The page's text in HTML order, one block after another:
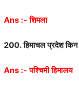
Ans :-शिमला
200.हिमाचल प्रदेश किन
Ans :-पश्चिमी हिमालय